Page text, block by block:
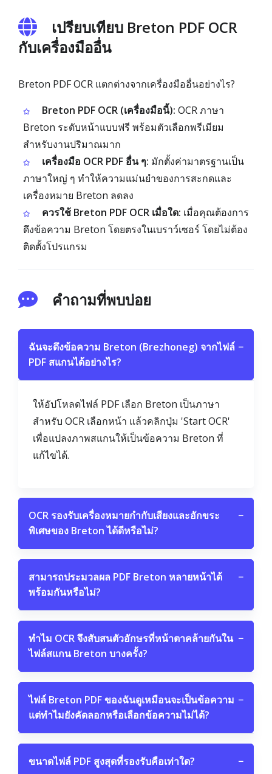
เปรียบเทียบ Breton PDF OCR
กับเครื่องมืออื่น
Breton PDF OCR แตกต่างจากเครื่องมืออื่นอย่างไร?
Breton PDF OCR (เครื่องมือนี้): OCR ภาษา
Breton ระดับหน้าแบบฟรี พร้อมตัวเลือกพรีเมียม
สำหรับงานปริมาณมาก
เครื่องมือ OCR PDF อื่น ๆ: มักตั้งค่ามาตรฐานเป็น
ภาษาใหญ่ ๆ ทำให้ความแม่นยำของการสะกดและ
เครื่องหมาย Breton ลดลง
ควรใช้ Breton PDF OCR เมื่อใด: เมื่อคุณต้องการ
ดึงข้อความ Breton โดยตรงในเบราว์เซอร์ โดยไม่ต้อง
ติดตั้งโปรแกรม
คำถามที่พบบ่อย
ฉันจะดึงข้อความ Breton (Brezhoneg) จากไฟล์
PDF สแกนได้อย่างไร?
−
ให้อัปโหลดไฟล์ PDF เลือก Breton เป็นภาษา
สำหรับ OCR เลือกหน้า แล้วคลิกปุ่ม 'Start OCR'
เพื่อแปลงภาพสแกนให้เป็นข้อความ Breton ที่
แก้ไขได้.
OCR รองรับเครื่องหมายกำกับเสียงและอักขระ
พิเศษของ Breton ได้ดีหรือไม่?
−
สามารถประมวลผล PDF Breton หลายหน้าได้
พร้อมกันหรือไม่?
−
ทำไม OCR จึงสับสนตัวอักษรที่หน้าตาคล้ายกันใน
ไฟล์สแกน Breton บางครั้ง?
−
ไฟล์ Breton PDF ของฉันดูเหมือนจะเป็นข้อความ
แต่ทำไมยังคัดลอกหรือเลือกข้อความไม่ได้?
−
ขนาดไฟล์ PDF สูงสุดที่รองรับคือเท่าใด? −